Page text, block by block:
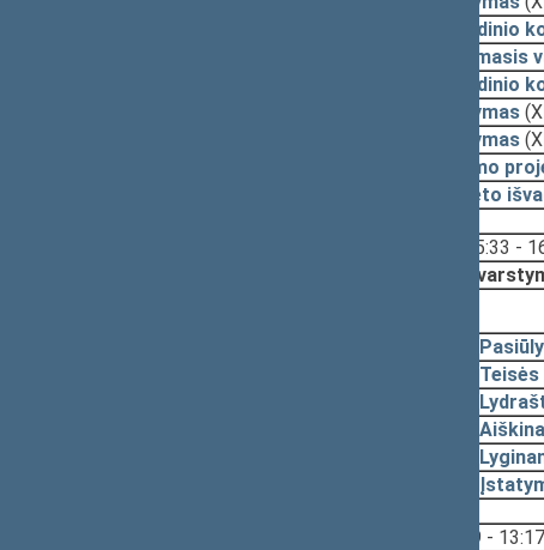
Pagrindinio
Lyginamasis
Pagrindinio
Pasiūlymas
Pasiūlymas
Įstatymo
Komiteto
15:33 -
12:49 - 13:17